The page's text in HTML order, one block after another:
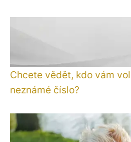
Chcete vědět, kdo vám
neznámé číslo?